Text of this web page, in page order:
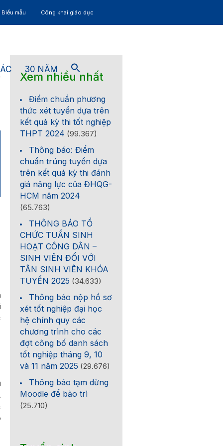
mẫu Công khai giáo dục
30 NĂM
Xem nhiều nhất
Điểm chuẩn phương
thức xét tuyển dựa trên
kết quả kỳ thi tốt nghiệp
THPT 2024 (99.367)
Thông báo: Điểm
chuẩn trúng tuyển dựa
trên kết quả kỳ thi đánh
giá năng lực của ĐHQG-
HCM năm 2024
(65.763)
THÔNG BÁO TỔ
CHỨC TUẦN SINH
HOẠT CÔNG DÂN –
SINH VIÊN ĐỐI VỚI
TÂN SINH VIÊN KHÓA
TUYỂN 2025 (34.633)
Thông báo nộp hồ sơ
xét tốt nghiệp đại học
hệ chính quy các
chương trình cho các
đợt công bố danh sách
tốt nghiệp tháng 9, 10
và 11 năm 2025 (29.676)
Thông báo tạm dừng
Moodle để bảo trì
(25.710)